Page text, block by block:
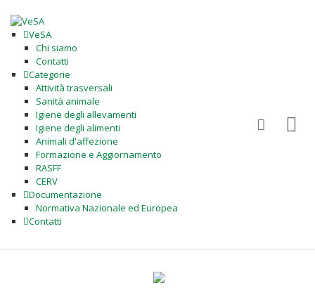
VeSA
Chi siamo
Contatti
Categorie
Attività trasversali
Sanità animale
Igiene degli allevamenti
Igiene degli alimenti
Animali d'affezione
Formazione e Aggiornamento
RASFF
CERV
Documentazione
Normativa Nazionale ed Europea
Contatti